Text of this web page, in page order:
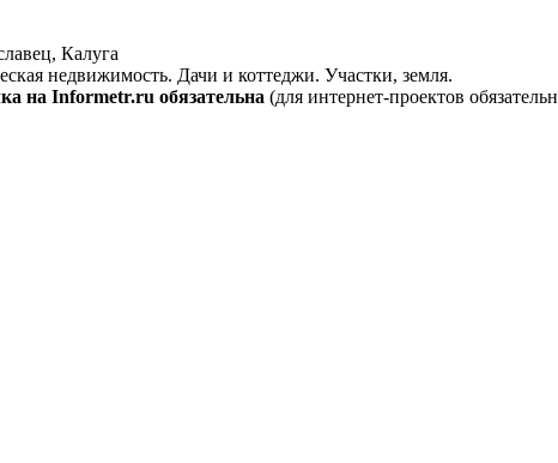
Калуга
недвижимость. Дачи и коттеджи. Участки, земля.
на Informetr.ru обязательна (для интернет-проектов